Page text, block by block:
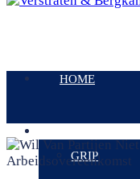
Mobile
HOME
GRIP